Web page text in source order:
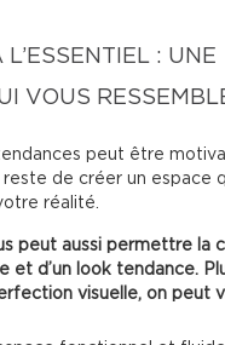
L’ESSENTIEL : UNE
VOUS
peut être
de créer un espace
réalité.
peut aussi permettre la
et d’un look tendance.
visuelle, on peut